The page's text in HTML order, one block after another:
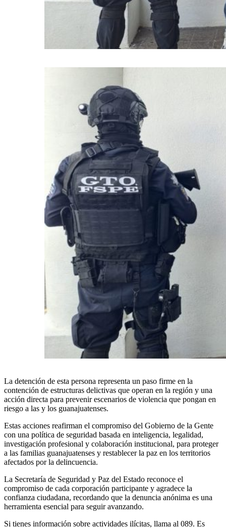
La detención de esta persona representa un paso firme en la
contención de estructuras delictivas que operan en la región y una
acción directa para prevenir escenarios de violencia que pongan en
riesgo a las y los guanajuatenses.
Estas acciones reafirman el compromiso del Gobierno de la Gente
con una política de seguridad basada en inteligencia, legalidad,
investigación profesional y colaboración institucional, para proteger
a las familias guanajuatenses y restablecer la paz en los territorios
afectados por la delincuencia.
La Secretaría de Seguridad y Paz del Estado reconoce el
compromiso de cada corporación participante y agradece la
confianza ciudadana, recordando que la denuncia anónima es una
herramienta esencial para seguir avanzando.
Si tienes información sobre actividades ilícitas, llama al 089. Es